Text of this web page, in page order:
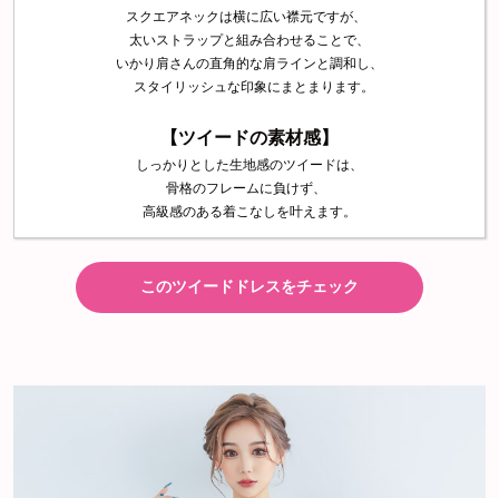
スクエアネックは横に広い襟元ですが、
太いストラップと組み合わせることで、
いかり肩さんの直角的な肩ラインと調和し、
スタイリッシュな印象にまとまります。
【ツイードの素材感】
しっかりとした生地感のツイードは、
骨格のフレームに負けず、
高級感のある着こなしを叶えます。
このツイードドレスをチェック